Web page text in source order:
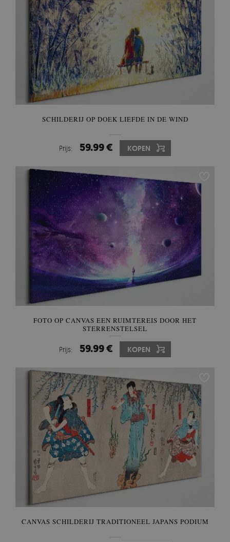
SCHILDERIJ OP DOEK LIEFDE IN DE WIND
Prijs: 59.99 € KOPEN
FOTO OP CANVAS EEN RUIMTEREIS DOOR HET
STERRENSTELSEL
Prijs: 59.99 € KOPEN
CANVAS SCHILDERIJ TRADITIONEEL JAPANS PODIUM